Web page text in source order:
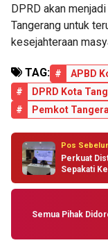
DPRD akan
Tangerang untuk
kesejahteraan
TAG: #
APBD
#
DPRD Kota
#
Pemkot
Pos
Perkuat
Sepakati
Semua Pihak